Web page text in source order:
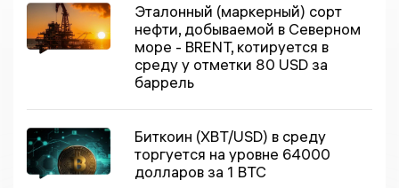
Эталонный (маркерный) сорт
нефти, добываемой в Северном
море - BRENT, котируется в
среду у отметки 80 USD за
баррель
Биткоин (XBT/USD) в среду
торгуется на уровне 64000
долларов за 1 BTC